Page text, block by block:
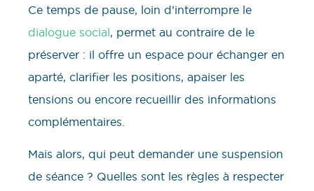
Ce temps de pause, loin d’interrompre le
dialogue social, permet au contraire de le
préserver : il offre un espace pour échanger en
aparté, clarifier les positions, apaiser les
tensions ou encore recueillir des informations
complémentaires.
Mais alors, qui peut demander une suspension
de séance ? Quelles sont les règles à respecter